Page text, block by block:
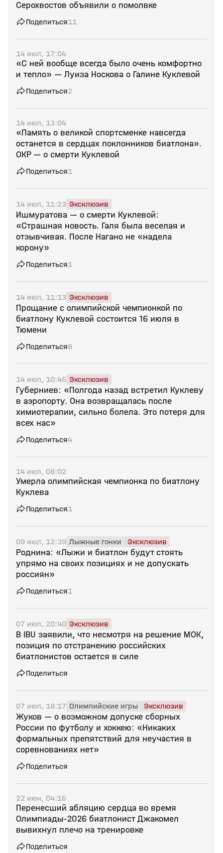
Серохвостов объявили о помолвке
Поделиться11
14 июл, 17:04
«С ней вообще всегда было очень комфортно
и тепло» — Луиза Носкова о Галине Куклевой
Поделиться2
14 июл, 13:04
«Память о великой спортсменке навсегда
останется в сердцах поклонников биатлона».
ОКР — о смерти Куклевой
Поделиться1
14 июл, 11:23 Эксклюзив
Ишмуратова — о смерти Куклевой:
«Страшная новость. Галя была веселая и
отзывчивая. После Нагано не «надела
корону»
Поделиться1
14 июл, 11:13 Эксклюзив
Прощание с олимпийской чемпионкой по
биатлону Куклевой состоится 16 июля в
Тюмени
Поделиться8
14 июл, 10:45 Эксклюзив
Губерниев: «Полгода назад встретил Куклеву
в аэропорту. Она возвращалась после
химиотерапии, сильно болела. Это потеря для
всех нас»
Поделиться4
14 июл, 08:02
Умерла олимпийская чемпионка по биатлону
Куклева
Поделиться1
09 июл, 12:39 Лыжные гонки Эксклюзив
Роднина: «Лыжи и биатлон будут стоять
упрямо на своих позициях и не допускать
россиян»
Поделиться1
07 июл, 20:40 Эксклюзив
В IBU заявили, что несмотря на решение МОК,
позиция по отстранению российских
биатлонистов остается в силе
Поделиться
07 июл, 18:17 Олимпийские игры Эксклюзив
Жуков — о возможном допуске сборных
России по футболу и хоккею: «Никаких
формальных препятствий для неучастия в
соревнованиях нет»
Поделиться
22 июн, 04:16
Перенесший абляцию сердца во время
Олимпиады‑2026 биатлонист Джакомел
вывихнул плечо на тренировке
Поделиться